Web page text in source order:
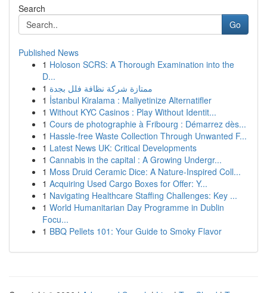
Search
Go
Published News
1 Holoson SCRS: A Thorough Examination into the
D...
1 ممتازة شركة نظافة فلل بجدة
1 İstanbul Kiralama : Maliyetinize Alternatifler
1 Without KYC Casinos : Play Without Identit...
1 Cours de photographie à Fribourg : Démarrez dès...
1 Hassle-free Waste Collection Through Unwanted F...
1 Latest News UK: Critical Developments
1 Cannabis in the capital : A Growing Undergr...
1 Moss Druid Ceramic Dice: A Nature-Inspired Coll...
1 Acquiring Used Cargo Boxes for Offer: Y...
1 Navigating Healthcare Staffing Challenges: Key ...
1 World Humanitarian Day Programme in Dublin
Focu...
1 BBQ Pellets 101: Your Guide to Smoky Flavor